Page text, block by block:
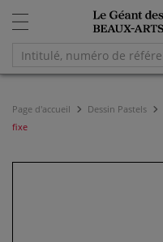
Page d'accueil Dessin Pastels
fixe